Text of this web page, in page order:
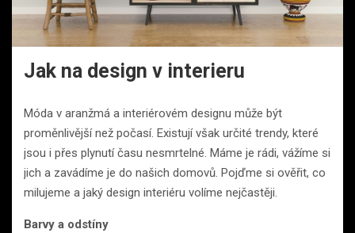
Jak na design v interieru
Móda v aranžmá a interiérovém designu může být
proměnlivější než počasí. Existují však určité trendy, které
jsou i přes plynutí času nesmrtelné. Máme je rádi, vážíme si
jich a zavádíme je do našich domovů. Pojďme si ověřit, co
milujeme a jaký design interiéru volíme nejčastěji.
Barvy a odstíny